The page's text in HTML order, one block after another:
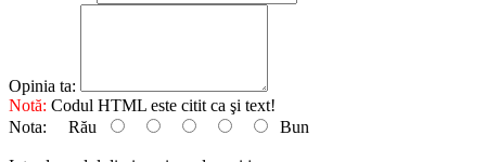
Opinia ta:
Notă: Codul HTML este citit ca şi text!
Nota: Rău Bun